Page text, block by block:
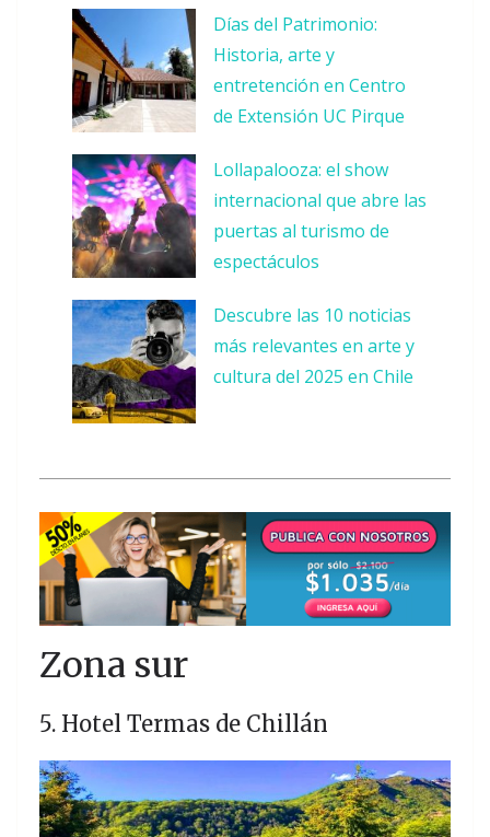
Días del Patrimonio:
Historia, arte y
entretención en Centro
de Extensión UC Pirque
Lollapalooza: el show
internacional que abre las
puertas al turismo de
espectáculos
Descubre las 10 noticias
más relevantes en arte y
cultura del 2025 en Chile
Zona sur
5. Hotel Termas de Chillán